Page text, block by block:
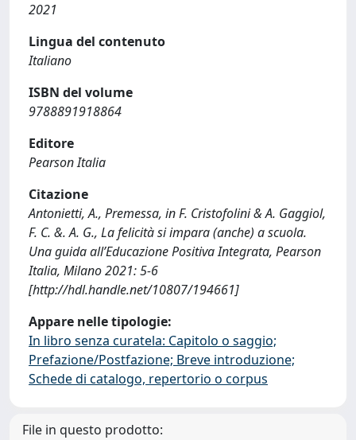
2021
Lingua del contenuto
Italiano
ISBN del volume
9788891918864
Editore
Pearson Italia
Citazione
Antonietti, A., Premessa, in F. Cristofolini & A. Gaggiol,
F. C. &. A. G., La felicità si impara (anche) a scuola.
Una guida all’Educazione Positiva Integrata, Pearson
Italia, Milano 2021: 5-6
[http://hdl.handle.net/10807/194661]
Appare nelle tipologie:
In libro senza curatela: Capitolo o saggio;
Prefazione/Postfazione; Breve introduzione;
Schede di catalogo, repertorio o corpus
File in questo prodotto: